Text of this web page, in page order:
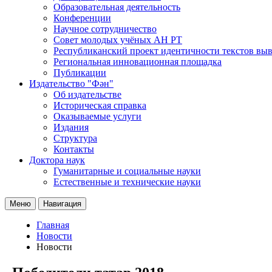
Образовательная деятельность
Конференции
Научное сотрудничество
Совет молодых учёных АН РТ
Республиканский проект идентичности текстов
Региональная инновационная площадка
Публикации
Издательство "Фән"
Об издательстве
Историческая справка
Оказываемые услуги
Издания
Структура
Контакты
Доктора наук
Гуманитарные и социальные науки
Естественные и технические науки
Меню Навигация
Главная
Новости
Новости